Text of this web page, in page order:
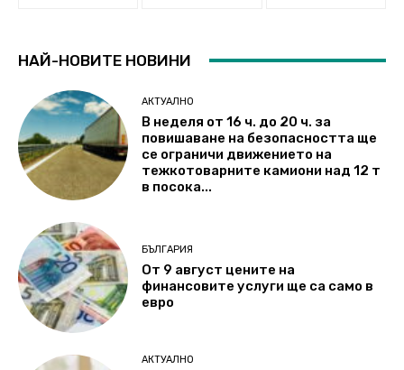
НАЙ-НОВИТЕ НОВИНИ
АКТУАЛНО
В неделя от 16 ч. до 20 ч. за
повишаване на безопасността ще
се ограничи движението на
тежкотоварните камиони над 12 т
в посока...
БЪЛГАРИЯ
От 9 август цените на
финансовите услуги ще са само в
евро
АКТУАЛНО